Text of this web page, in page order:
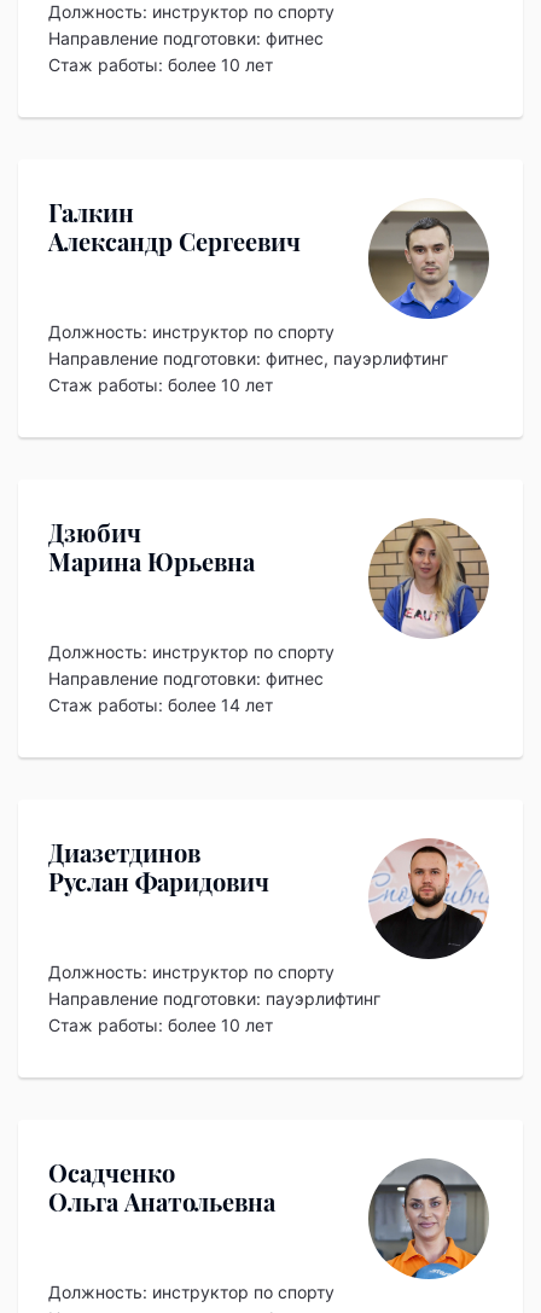
Должность: инструктор по спорту
Направление подготовки: фитнес
Стаж работы: более 10 лет
Галкин
Александр Сергеевич
Должность: инструктор по спорту
Направление подготовки: фитнес, пауэрлифтинг
Стаж работы: более 10 лет
Дзюбич
Марина Юрьевна
Должность: инструктор по спорту
Направление подготовки: фитнес
Стаж работы: более 14 лет
Диазетдинов
Руслан Фаридович
Должность: инструктор по спорту
Направление подготовки: пауэрлифтинг
Стаж работы: более 10 лет
Осадченко
Ольга Анатольевна
Должность: инструктор по спорту